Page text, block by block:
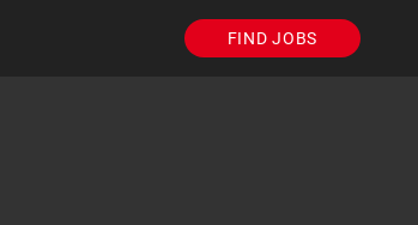
FIND JOBS